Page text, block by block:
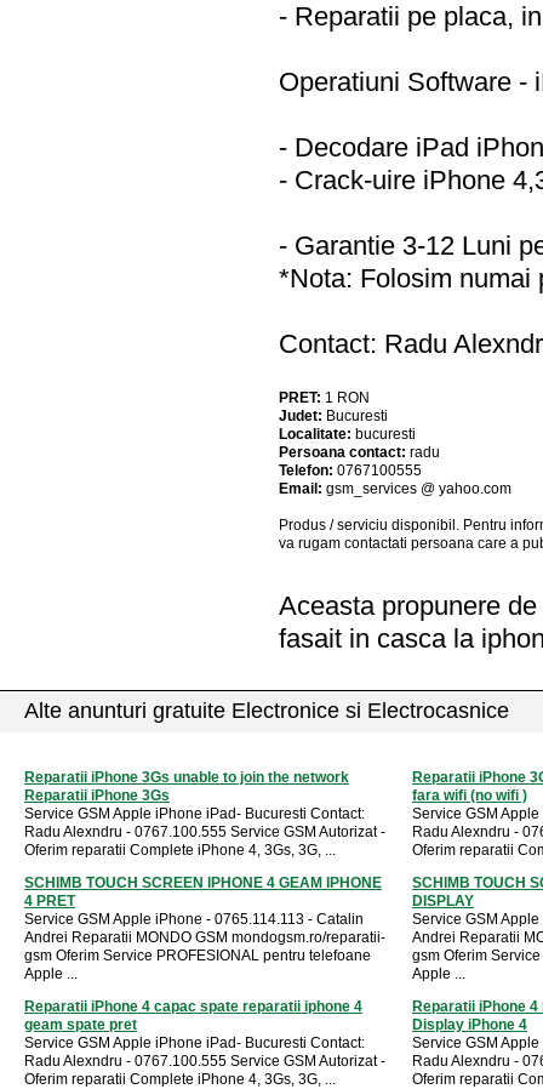
- Reparatii pe placa,
Operatiuni Software -
- Decodare iPad
- Crack-uire iPhone
- Garantie 3-12 Luni
*Nota: Folosim numai
Contact: Radu
PRET: 1 RON
Judet: Bucuresti
Localitate: bucuresti
Persoana contact: radu
Telefon: 0767100555
Email: gsm_services @ yahoo.com
Produs / serviciu disponibil . Pentru
va rugam contactati persoana care a
Aceasta propunere
fasait in casca la
Alte anunturi gratuite Electronice si Electrocasnice
Reparatii iPhone 3Gs unable to join the network
Reparatii iPhone 3Gs
Service GSM Apple iPhone iPad- Bucuresti Contact:
Radu Alexndru - 0767.100.555 Service GSM Autorizat -
Oferim reparatii Complete iPhone 4, 3Gs, 3G, ...
Reparatii iPhone
fara wifi (no wifi )
Service GSM
Radu Alexndru -
Oferim reparatii
SCHIMB TOUCH SCREEN IPHONE 4 GEAM IPHONE
4 PRET
Service GSM Apple iPhone - 0765.114.113 - Catalin
Andrei Reparatii MONDO GSM mondogsm.ro/reparatii-
gsm Oferim Service PROFESIONAL pentru telefoane
Apple ...
SCHIMB TOUCH
DISPLAY
Service GSM
Andrei Reparatii
gsm Oferim
Apple ...
Reparatii iPhone 4 capac spate reparatii iphone 4
geam spate pret
Service GSM Apple iPhone iPad- Bucuresti Contact:
Radu Alexndru - 0767.100.555 Service GSM Autorizat -
Oferim reparatii Complete iPhone 4, 3Gs, 3G, ...
Reparatii iPhone
Display iPhone 4
Service GSM
Radu Alexndru -
Oferim reparatii